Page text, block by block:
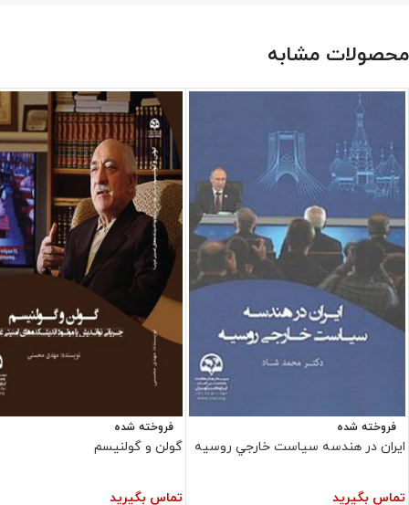
محصولات مشابه
فروخته شده
ايران در هندسه سياست خارجي روسيه
تماس بگیرید
فروخته شده
گولن و گولنيسم
تماس بگیرید